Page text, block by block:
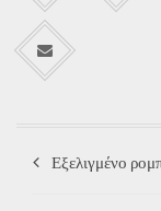
Εξελιγμένο